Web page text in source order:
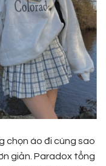
chọn áo đi cùng sao
giản. Paradox tổng